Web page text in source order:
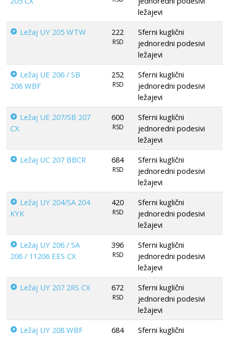
ležajevi
Ležaj UY 205 WTW
222
RSD
Sferni kuglični
jednoredni podesivi
ležajevi
Ležaj UE 206 / SB
206 WBF
252
RSD
Sferni kuglični
jednoredni podesivi
ležajevi
Ležaj UE 207/SB 207
CX
600
RSD
Sferni kuglični
jednoredni podesivi
ležajevi
Ležaj UC 207 BBCR
684
RSD
Sferni kuglični
jednoredni podesivi
ležajevi
Ležaj UY 204/SA 204
KYK
420
RSD
Sferni kuglični
jednoredni podesivi
ležajevi
Ležaj UY 206 / SA
206 / 11206 EES CX
396
RSD
Sferni kuglični
jednoredni podesivi
ležajevi
Ležaj UY 207 2RS CX
672
RSD
Sferni kuglični
jednoredni podesivi
ležajevi
Ležaj UY 208 WBF
684
Sferni kuglični